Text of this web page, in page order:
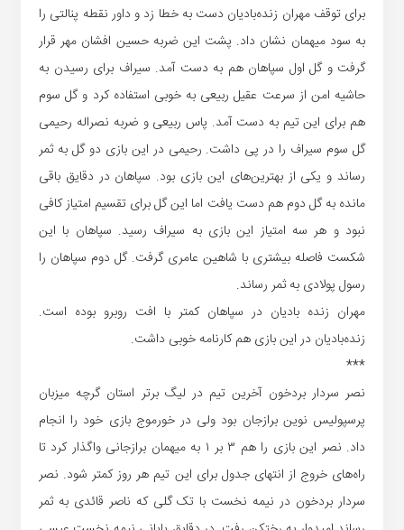
برای توقف مهران زنده‌بادیان دست به خطا زد و داور نقطه پنالتی را
به سود میهمان نشان داد. پشت این ضربه حسین افشان مهر قرار
گرفت و گل اول سپاهان هم به دست آمد. سیراف برای رسیدن به
حاشیه امن از سرعت عقیل ربیعی به خوبی استفاده کرد و گل سوم
هم برای این تیم به دست آمد. پاس ربیعی و ضربه نصراله رحیمی
گل سوم سیراف را در پی داشت. رحیمی در این بازی دو گل به ثمر
رساند و یکی از بهترین‌های این بازی بود. سپاهان در دقایق باقی
مانده به گل دوم هم دست یافت اما این گل برای تقسیم امتیاز کافی
نبود و هر سه امتیاز این بازی به سیراف رسید. سپاهان با این
شکست فاصله بیشتری با شاهین عامری گرفت. گل دوم سپاهان را
رسول پولادی به ثمر رساند.
مهران زنده بادیان در سپاهان کمتر با افت روبرو بوده است.
زنده‌بادیان در این بازی هم کارنامه خوبی داشت.
***
نصر سردار بردخون آخرین تیم در لیگ برتر استان گرچه میزبان
پرسپولیس نوین برازجان بود ولی در خورموج بازی خود را انجام
داد. نصر این بازی را هم ۳ بر ۱ به میهمان برازجانی واگذار کرد تا
راه‌های خروج از انتهای جدول برای این تیم هر روز کمتر شود. نصر
سردار بردخون در نیمه نخست با تک گلی که ناصر قائدی به ثمر